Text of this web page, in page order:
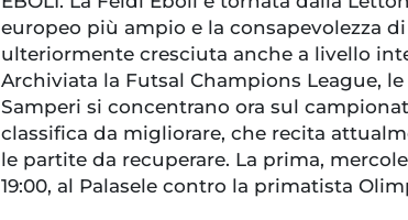
europeo più ampio e la consapevolezza di
ulteriormente cresciuta anche a livello
Archiviata la Futsal Champions League,
Samperi si concentrano ora sul
classifica da migliorare, che recita
le partite da recuperare. La prima,
19:00, al Palasele contro la primatista